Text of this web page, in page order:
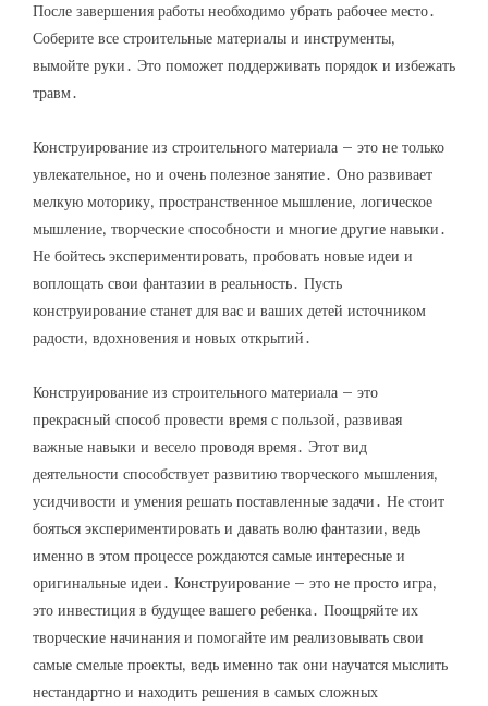
После завершения работы необходимо убрать рабочее место․
Соберите все строительные материалы и инструменты‚
вымойте руки․ Это поможет поддерживать порядок и избежать
травм․
Конструирование из строительного материала – это не только
увлекательное‚ но и очень полезное занятие․ Оно развивает
мелкую моторику‚ пространственное мышление‚ логическое
мышление‚ творческие способности и многие другие навыки․
Не бойтесь экспериментировать‚ пробовать новые идеи и
воплощать свои фантазии в реальность․ Пусть
конструирование станет для вас и ваших детей источником
радости‚ вдохновения и новых открытий․
Конструирование из строительного материала – это
прекрасный способ провести время с пользой‚ развивая
важные навыки и весело проводя время․ Этот вид
деятельности способствует развитию творческого мышления‚
усидчивости и умения решать поставленные задачи․ Не стоит
бояться экспериментировать и давать волю фантазии‚ ведь
именно в этом процессе рождаются самые интересные и
оригинальные идеи․ Конструирование – это не просто игра‚
это инвестиция в будущее вашего ребенка․ Поощряйте их
творческие начинания и помогайте им реализовывать свои
самые смелые проекты‚ ведь именно так они научатся мыслить
нестандартно и находить решения в самых сложных